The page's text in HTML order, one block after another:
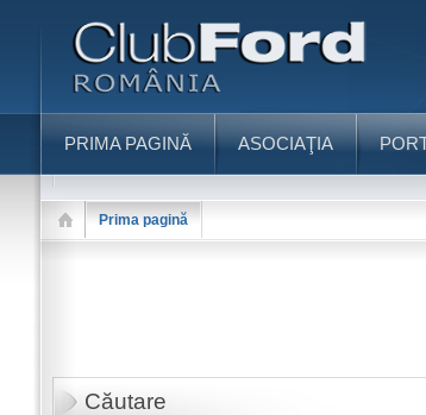
PRIMA PAGINĂ ASOCIAŢIA
Prima pagină
Căutare